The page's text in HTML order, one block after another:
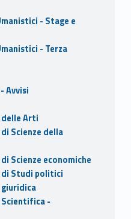
- Stage e
- Terza
Avvisi
delle Arti
Scienze della
Scienze economiche
di Studi politici
Scientifica -